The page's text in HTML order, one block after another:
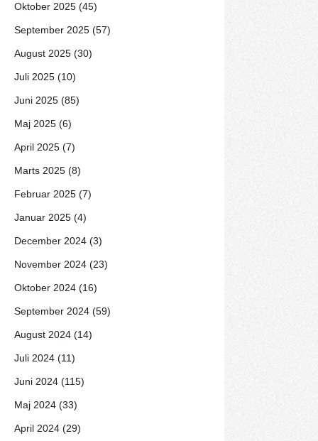
Oktober 2025 (45)
September 2025 (57)
August 2025 (30)
Juli 2025 (10)
Juni 2025 (85)
Maj 2025 (6)
April 2025 (7)
Marts 2025 (8)
Februar 2025 (7)
Januar 2025 (4)
December 2024 (3)
November 2024 (23)
Oktober 2024 (16)
September 2024 (59)
August 2024 (14)
Juli 2024 (11)
Juni 2024 (115)
Maj 2024 (33)
April 2024 (29)